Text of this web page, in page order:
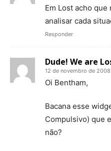
Em Lost acho que
analisar cada
Responder
Dude! We are
12 de novembro de
Oi Bentham,
Bacana esse
Compulsivo) que
não?